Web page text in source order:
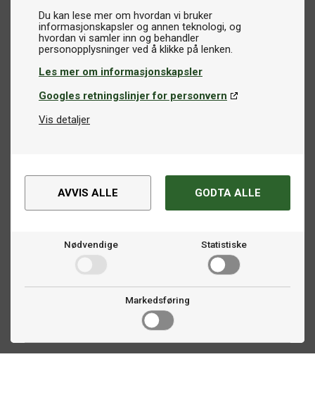
Du kan lese mer om hvordan vi bruker
informasjonskapsler og annen teknologi, og
hvordan vi samler inn og behandler
Les mer om informasjonskapsler
Googles retningslinjer for personvern
Vis detaljer
AVVIS ALLE GODTA ALLE
Nødvendige Statistiske
Markedsføring